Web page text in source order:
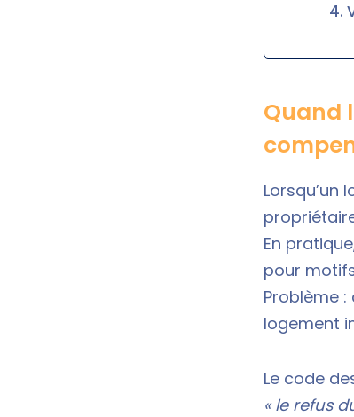
Quand
Lorsqu’un
En
pour
Problème
logement
Le code
« le refus